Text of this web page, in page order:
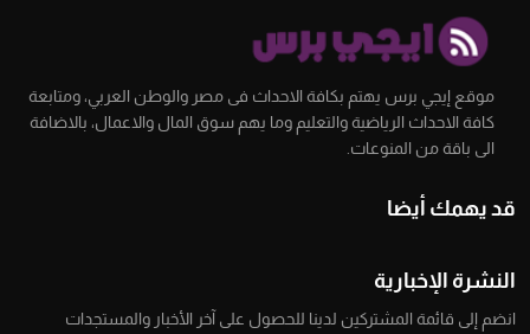
موقع إيجي برس يهتم بكافة الاحداث فى مصر والوطن العربي، ومتابعة
كافة الاحداث الرياضية والتعليم وما يهم سوق المال والاعمال، بالاضافة
الى باقة من المنوعات.
قد يهمك أيضا
النشرة الإخبارية
انضم إلى قائمة المشتركين لدينا للحصول على آخر الأخبار والمستجدات